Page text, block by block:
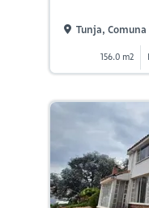
Tunja,
156.0 m2